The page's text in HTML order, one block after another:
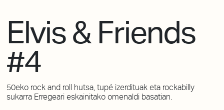
Elvis & Friends
#4
50eko rock and roll hutsa, tupé izerdituak eta rockabilly
sukarra Erregeari eskainitako omenaldi basatian.